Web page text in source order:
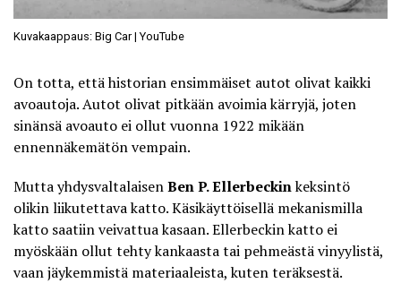
Kuvakaappaus: Big Car | YouTube
On totta, että historian ensimmäiset autot olivat kaikki
avoautoja. Autot olivat pitkään avoimia kärryjä, joten
sinänsä avoauto ei ollut vuonna 1922 mikään
ennennäkemätön vempain.
Mutta yhdysvaltalaisenBen P. Ellerbeckinkeksintö
olikin liikutettava katto. Käsikäyttöisellä mekanismilla
katto saatiin veivattua kasaan. Ellerbeckin katto ei
myöskään ollut tehty kankaasta tai pehmeästä vinyylistä,
vaan jäykemmistä materiaaleista, kuten teräksestä.